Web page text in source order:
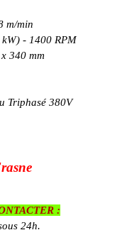
m/min
- 1400 RPM
340 mm
Triphasé 380V
:
24h.